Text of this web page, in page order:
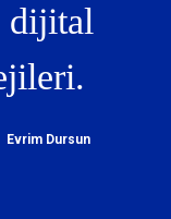
dijital
Evrim Dursun